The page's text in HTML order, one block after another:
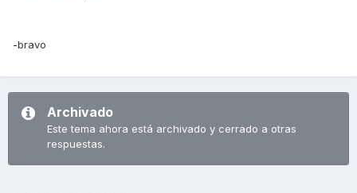
-bravo
Archivado
Este tema ahora está archivado y cerrado a otras
respuestas.